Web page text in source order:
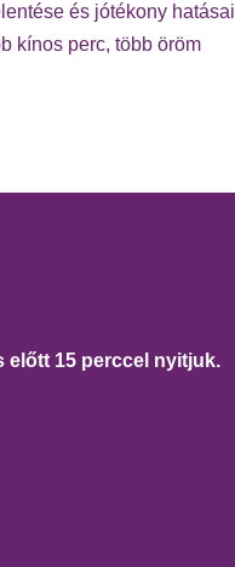
és jótékony hatásai
kínos perc, több öröm
előtt 15 perccel nyitjuk.